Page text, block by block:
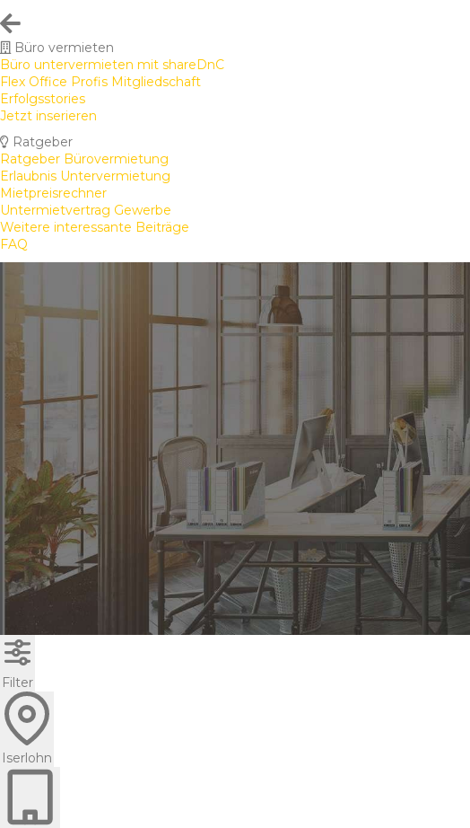
Büro vermieten
Büro untervermieten mit shareDnC
Flex Office Profis Mitgliedschaft
Erfolgsstories
Jetzt inserieren
Ratgeber
Ratgeber Bürovermietung
Erlaubnis Untervermietung
Mietpreisrechner
Untermietvertrag Gewerbe
Weitere interessante Beiträge
FAQ
Filter
Iserlohn